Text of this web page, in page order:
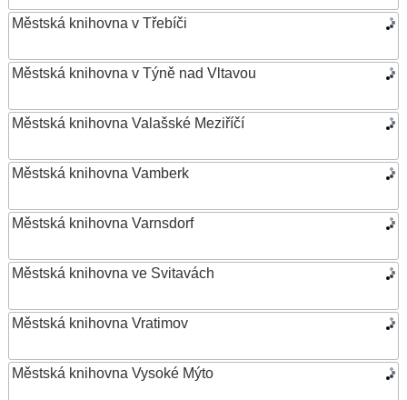
Městská knihovna v Třebíči
Městská knihovna v Týně nad Vltavou
Městská knihovna Valašské Meziříčí
Městská knihovna Vamberk
Městská knihovna Varnsdorf
Městská knihovna ve Svitavách
Městská knihovna Vratimov
Městská knihovna Vysoké Mýto